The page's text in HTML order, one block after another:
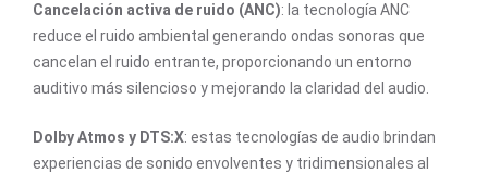
Cancelación activa de ruido (ANC): la tecnología ANC
reduce el ruido ambiental generando ondas sonoras que
cancelan el ruido entrante, proporcionando un entorno
auditivo más silencioso y mejorando la claridad del audio.
Dolby Atmos y DTS:X: estas tecnologías de audio brindan
experiencias de sonido envolventes y tridimensionales al